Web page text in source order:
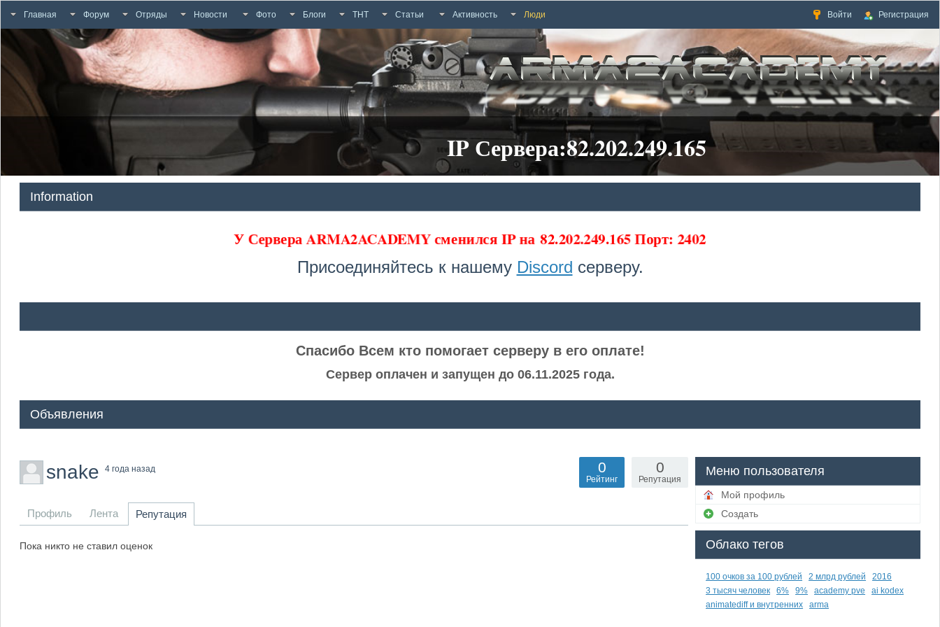
Главная Форум Отряды Новости Фото Блоги ТНТ Статьи Активность Люди Войти Регистрация
IP Сервера:82.202.249.165
Information
У Сервера ARMA2ACADEMY сменился IP на82.202.249.165 Порт: 2402
Присоединяйтесь к нашему Discord серверу.
Спасибо Всем кто помогает серверу в его оплате!
Сервер оплачен и запущен до 06.11.2025 года.
Объявления
snake 4 года назад 0
Репутация
0
Рейтинг
Профиль Лента Репутация
Пока никто не ставил оценок
Меню пользователя
Мой профиль
Создать
Облако тегов
100 очков за 100 рублей 2 млрд рублей
2016
3 тысяч человек
6% 9% academy pve
ai kodex
animatediff и внутренних
arma